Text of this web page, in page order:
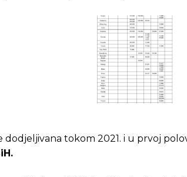
dodjeljivana tokom 2021. i u prvoj